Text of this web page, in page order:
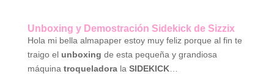
Unboxing y Demostración Sidekick de Sizzix
Hola mi bella almapaper estoy muy feliz porque al fin te
traigo el unboxing de esta pequeña y grandiosa
máquina troqueladora la SIDEKICK…